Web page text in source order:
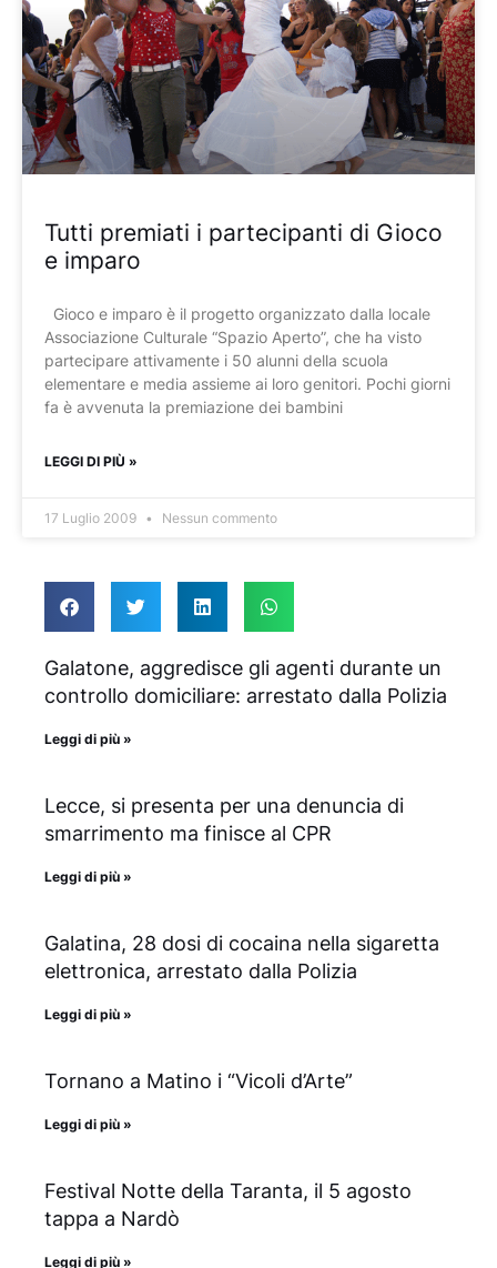
Tutti premiati i partecipanti di Gioco
e imparo
Gioco e imparo è il progetto organizzato dalla locale
Associazione Culturale “Spazio Aperto”, che ha visto
partecipare attivamente i 50 alunni della scuola
elementare e media assieme ai loro genitori. Pochi giorni
fa è avvenuta la premiazione dei bambini
LEGGI DI PIÙ »
17 Luglio 2009 Nessun commento
Galatone, aggredisce gli agenti durante un
controllo domiciliare: arrestato dalla Polizia
Leggi di più »
Lecce, si presenta per una denuncia di
smarrimento ma finisce al CPR
Leggi di più »
Galatina, 28 dosi di cocaina nella sigaretta
elettronica, arrestato dalla Polizia
Leggi di più »
Tornano a Matino i “Vicoli d’Arte”
Leggi di più »
Festival Notte della Taranta, il 5 agosto
tappa a Nardò
Leggi di più »